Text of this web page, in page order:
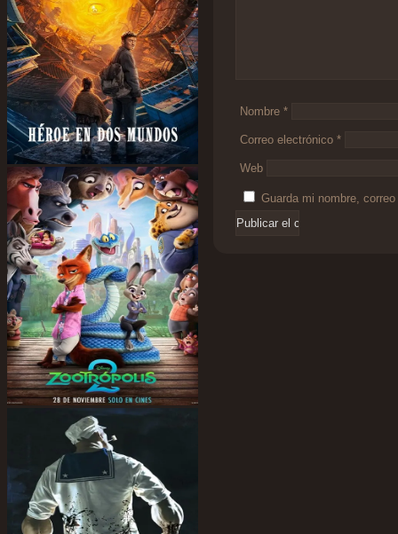
Nombre *
Correo electrónico *
Web
Guarda mi nombre,